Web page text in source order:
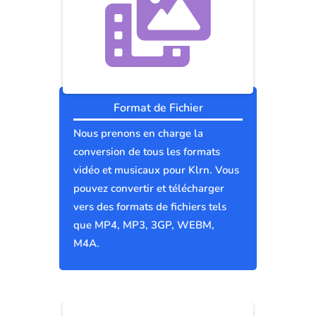
Format de Fichier
Nous prenons en charge la
conversion de tous les formats
vidéo et musicaux pour Klrn. Vous
pouvez convertir et télécharger
vers des formats de fichiers tels
que MP4, MP3, 3GP, WEBM,
M4A.